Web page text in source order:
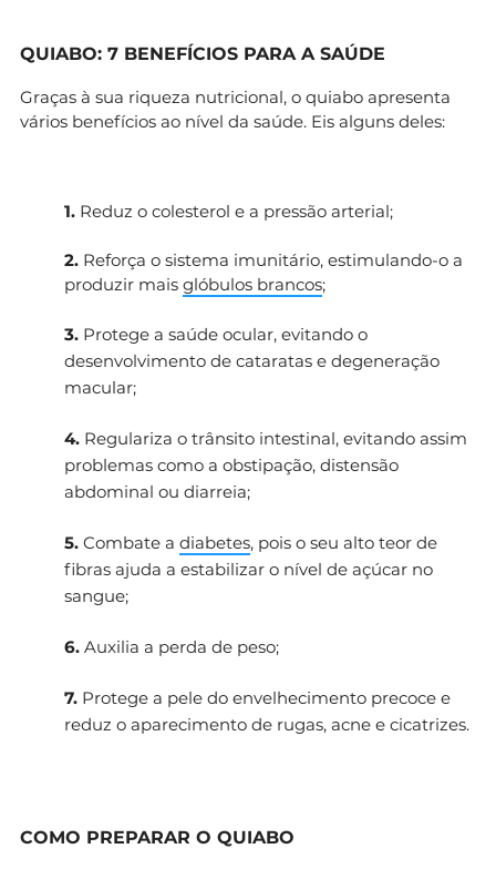
QUIABO: 7 BENEFÍCIOS PARA A SAÚDE
Graças à sua riqueza nutricional, o quiabo apresenta
vários benefícios ao nível da saúde. Eis alguns deles:
1. Reduz o colesterol e a pressão arterial;
2. Reforça o sistema imunitário, estimulando-o a
produzir mais glóbulos brancos;
3. Protege a saúde ocular, evitando o
desenvolvimento de cataratas e degeneração
macular;
4. Regulariza o trânsito intestinal, evitando assim
problemas como a obstipação, distensão
abdominal ou diarreia;
5. Combate a diabetes, pois o seu alto teor de
fibras ajuda a estabilizar o nível de açúcar no
sangue;
6. Auxilia a perda de peso;
7. Protege a pele do envelhecimento precoce e
reduz o aparecimento de rugas, acne e cicatrizes.
COMO PREPARAR O QUIABO